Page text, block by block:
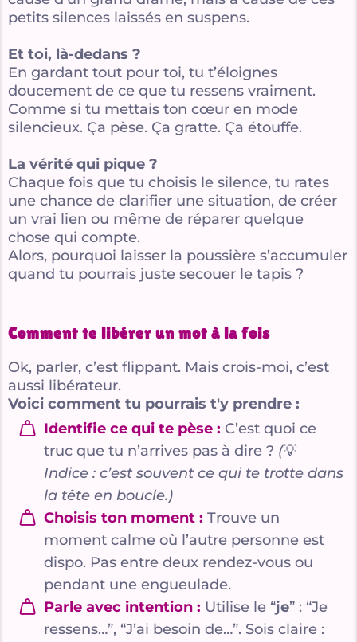
petits silences laissés en suspens.
Et toi, là-dedans ?
En gardant tout pour toi, tu t’éloignes
doucement de ce que tu ressens vraiment.
Comme si tu mettais ton cœur en mode
silencieux. Ça pèse. Ça gratte. Ça étouffe.
La vérité qui pique ?
Chaque fois que tu choisis le silence, tu rates
une chance de clarifier une situation, de créer
un vrai lien ou même de réparer quelque
chose qui compte.
Alors, pourquoi laisser la poussière s’accumuler
quand tu pourrais juste secouer le tapis ?
Comment te libérer un mot à la fois
Ok, parler, c’est flippant. Mais crois-moi, c’est
aussi libérateur.
Voici comment tu pourrais t'y prendre :
Identifie ce qui te pèse : C’est quoi ce
truc que tu n’arrives pas à dire ? (💡
Indice : c’est souvent ce qui te trotte dans
la tête en boucle.)
Choisis ton moment : Trouve un
moment calme où l’autre personne est
dispo. Pas entre deux rendez-vous ou
pendant une engueulade.
Parle avec intention : Utilise le “je” : “Je
ressens…”, “J’ai besoin de…”. Sois claire :